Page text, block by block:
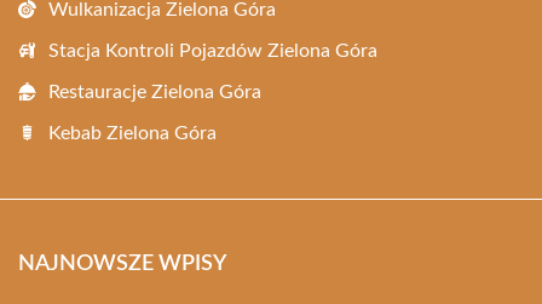
Wulkanizacja Zielona Góra
Stacja Kontroli Pojazdów Zielona Góra
Restauracje Zielona Góra
Kebab Zielona Góra
NAJNOWSZE WPISY